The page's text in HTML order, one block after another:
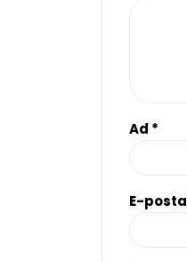
Ad *
E-posta